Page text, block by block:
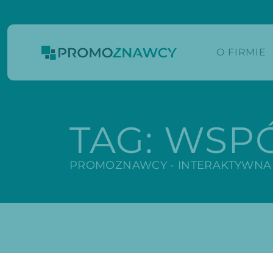
O FIRMIE
TAG:
PROMOZNAWCY -